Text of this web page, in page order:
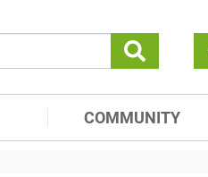
COMMUNITY